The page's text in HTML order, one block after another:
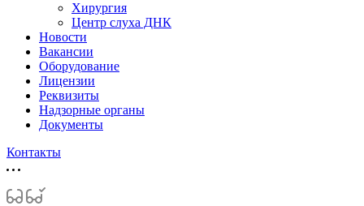
Хирургия
Центр слуха ДНК
Новости
Вакансии
Оборудование
Лицензии
Реквизиты
Надзорные органы
Документы
Контакты